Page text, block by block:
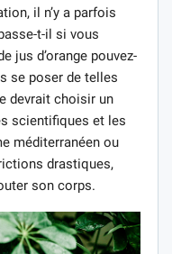
il n’y a parfois
t-il si vous
jus d’orange pouvez-
se poser de telles
devrait choisir un
scientifiques et les
méditerranéen ou
drastiques,
son corps.